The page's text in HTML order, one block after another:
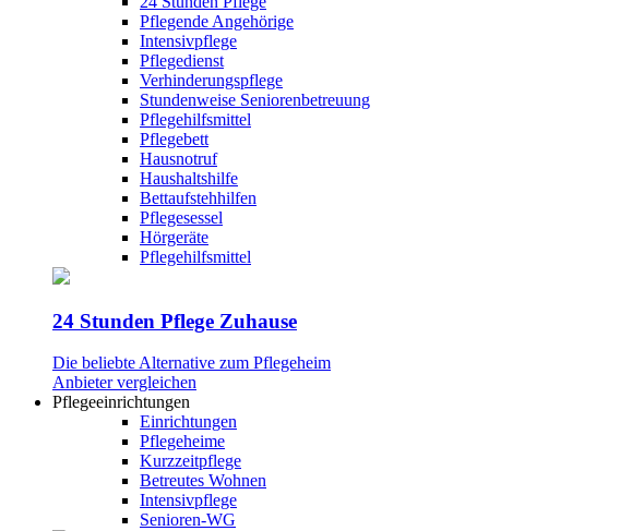
Pflegende Angehörige
Intensivpflege
Pflegedienst
Verhinderungspflege
Stundenweise Seniorenbetreuung
Pflegehilfsmittel
Pflegebett
Hausnotruf
Haushaltshilfe
Bettaufstehhilfen
Pflegesessel
Hörgeräte
Pflegehilfsmittel
24 Stunden Pflege Zuhause
Die beliebte Alternative zum Pflegeheim
Anbieter vergleichen
Pflegeeinrichtungen
Einrichtungen
Pflegeheime
Kurzzeitpflege
Betreutes Wohnen
Intensivpflege
Senioren-WG